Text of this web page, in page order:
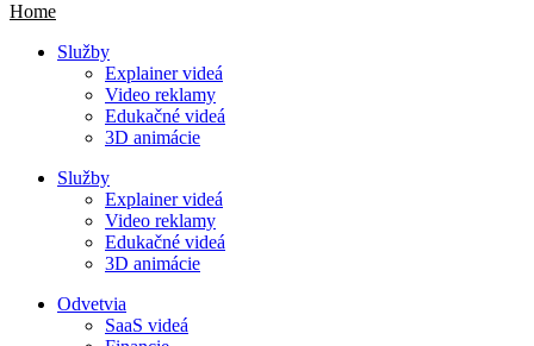
Home
Služby
Explainer videá
Video reklamy
Edukačné videá
3D animácie
Služby
Explainer videá
Video reklamy
Edukačné videá
3D animácie
Odvetvia
SaaS videá